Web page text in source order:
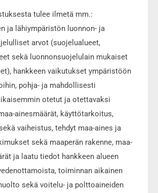
tulee ilmetä mm.:
ja lähiympäristön luonnon- ja
arvot (suojelualueet,
sekä luonnonsuojelulain mukaiset
hankkeen vaikutukset ympäristöön
pohja- ja mahdollisesti
otetut ja otettavaksi
ainesmäärät, käyttötarkoitus,
vaiheistus, tehdyt maa-aines ja
sekä maaperän rakenne, maa-
ja laatu tiedot hankkeen alueen
toiminnan aikainen
sekä voitelu- ja polttoaineiden